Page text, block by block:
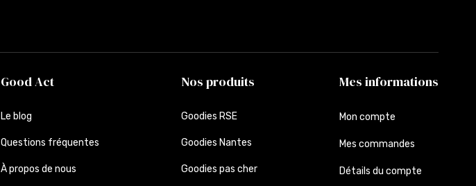
Good Act
Le blog
Questions fréquentes
À propos de nous
Nos produits
Goodies RSE
Goodies Nantes
Goodies pas cher
Mes informations
Mon compte
Mes commandes
Détails du compte